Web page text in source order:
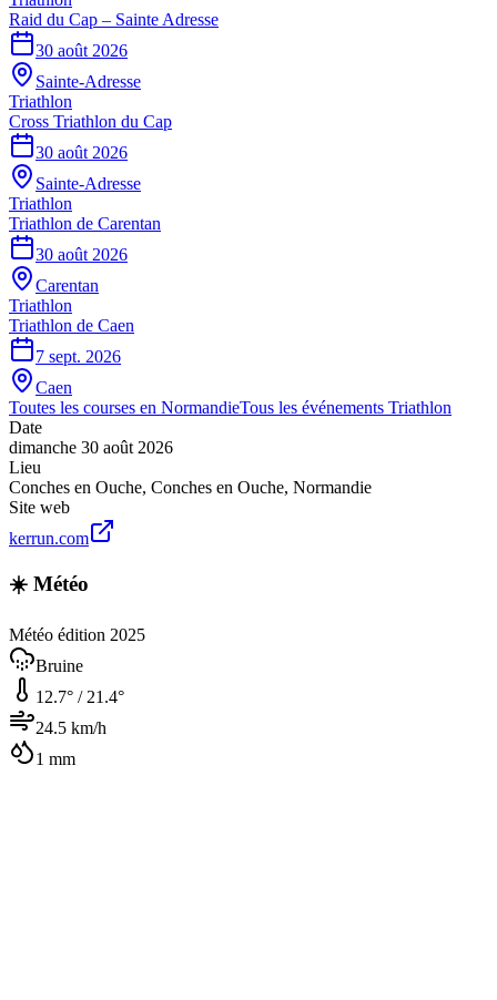
Raid du Cap – Sainte Adresse
30 août 2026
Sainte-Adresse
Triathlon
Cross Triathlon du Cap
30 août 2026
Sainte-Adresse
Triathlon
Triathlon de Carentan
30 août 2026
Carentan
Triathlon
Triathlon de Caen
7 sept. 2026
Caen
Toutes les courses en NormandieTous les événements Triathlon
Date
dimanche 30 août 2026
Lieu
Conches en Ouche, Conches en Ouche, Normandie
Site web
kerrun.com
☀️ Météo
Météo édition 2025
Bruine
12.7° / 21.4°
24.5 km/h
1 mm